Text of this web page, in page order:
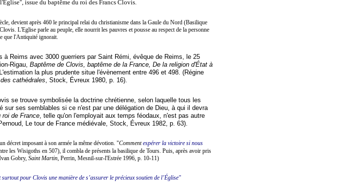
issue du baptême du roi des Francs Clovis.
devient après 460 le principal relai du christianisme dans la Gaule du Nord (Basilique
L'Eglise parle au peuple, elle nourrit les pauvres et pousse au respect de la personne
que l'Antiquité ignorait.
Reims avec 3000 guerriers par Saint Rémi, évêque de Reims, le 25
Rigau, Baptême de Clovis, baptême de la France, De la religion d'État à
L'estimation la plus prudente situe l'évènement entre 496 et 498. (Régine
cathédrales , Stock, Évreux 1980, p. 16).
se trouve symbolisée la doctrine chrétienne, selon laquelle tous les
sur ses semblables si ce n'est par une délégation de Dieu, à qui il devra
roi de France , telle qu'on l'employait aux temps féodaux, n'est pas autre
Le tour de France médiévale, Stock, Évreux 1982, p. 63).
décret imposant à son armée la même dévotion. "Comment espérer la victoire si nous
les Wisigoths en 507), il combla de présents la basilique de Tours. Puis, après avoir pris
Gobry,Saint Martin , Perrin, Mesnil-sur-l'Estrée 1996, p. 10-11)
pour Clovis une manière de s’assurer le précieux soutien de l’Église"